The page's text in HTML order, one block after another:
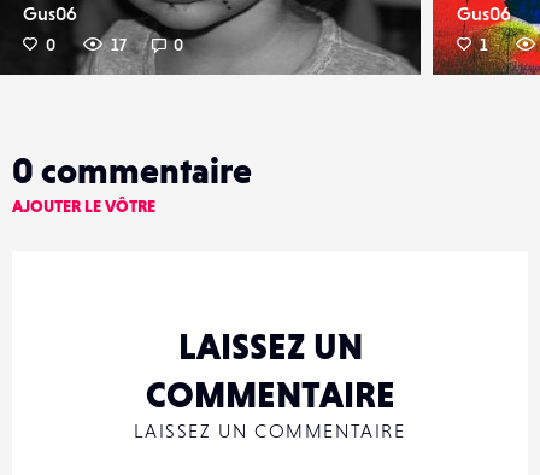
Gus06
0 17 0
Gus06
1
0 commentaire
AJOUTER LE VÔTRE
LAISSEZ UN
COMMENTAIRE
LAISSEZ UN COMMENTAIRE